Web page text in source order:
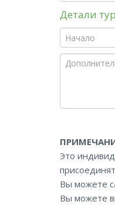
Детали
Это
Вы можете
Вы можете